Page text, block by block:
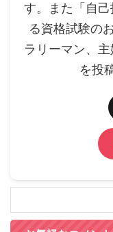
す。また「自
る資格試験の
ラリーマン、
を投